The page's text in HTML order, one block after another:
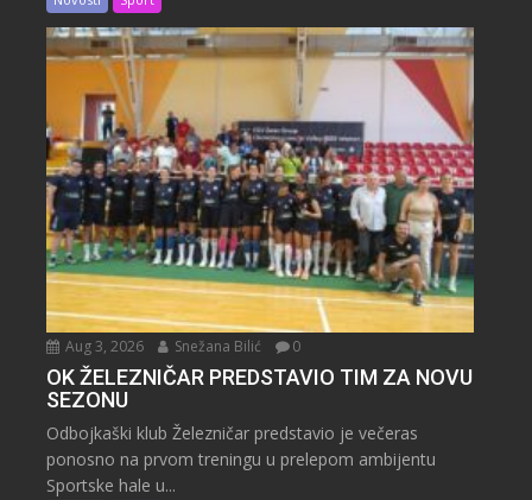
Aug 3, 2026 Snežana Bilić 0
OK ŽELEZNIČAR PREDSTAVIO TIM ZA NOVU
SEZONU
Odbojkaški klub Železničar predstavio je večeras
ponosno na prvom treningu u prelepom ambijentu
Sportske hale u...